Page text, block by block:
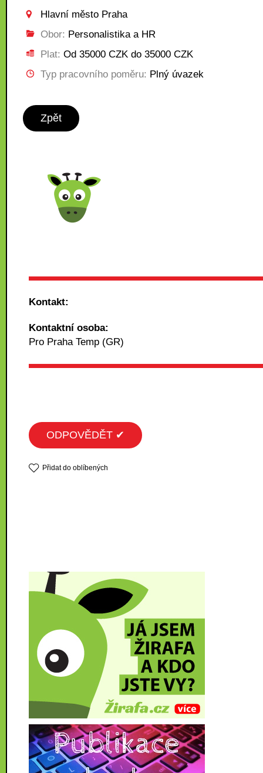
Hlavní město Praha
Obor: Personalistika a HR
Plat: Od 35000 CZK do 35000 CZK
Typ pracovního poměru: Plný úvazek
Zpět
Kontakt:
Kontaktní osoba:
Pro Praha Temp (GR)
ODPOVĚDĚT ✔
Přidat do oblíbených